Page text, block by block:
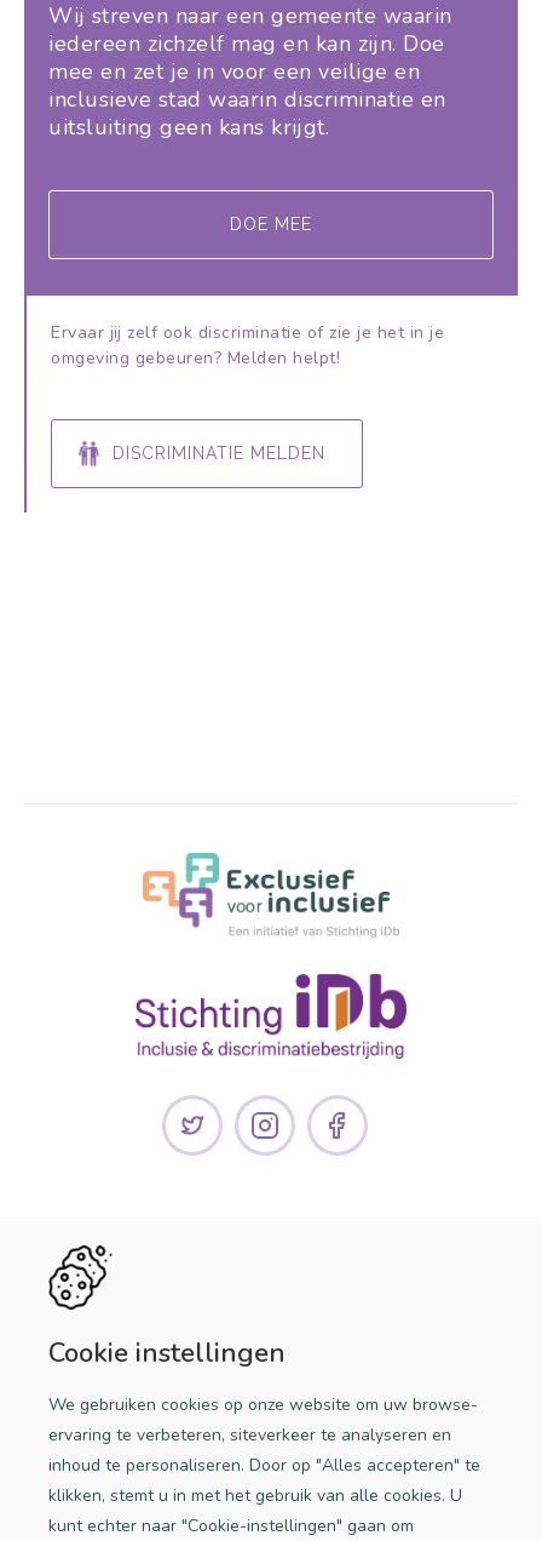
Cookie instellingen
We gebruiken cookies op onze website om uw browse-
ervaring te verbeteren, siteverkeer te analyseren en
inhoud te personaliseren. Door op "Alles accepteren" te
klikken, stemt u in met het gebruik van alle cookies. U
kunt echter naar "Cookie-instellingen" gaan om
Wij streven naar een gemeente waarin
iedereen zichzelf mag en kan zijn. Doe
mee en zet je in voor een veilige en
inclusieve stad waarin discriminatie en
uitsluiting geen kans krijgt.
DOE MEE
Ervaar jij zelf ook discriminatie of zie je het in je
omgeving gebeuren? Melden helpt!
DISCRIMINATIE MELDEN
Handige links
Discriminatie melden
Een initiatief van Stichting iDb